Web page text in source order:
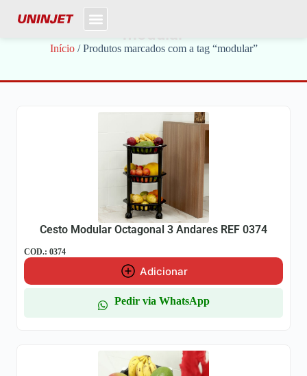
Início/ Produtos marcados com a tag “modular”
Cesto Modular Octagonal 3 Andares REF 0374
COD.: 0374
Adicionar
Pedir via WhatsApp